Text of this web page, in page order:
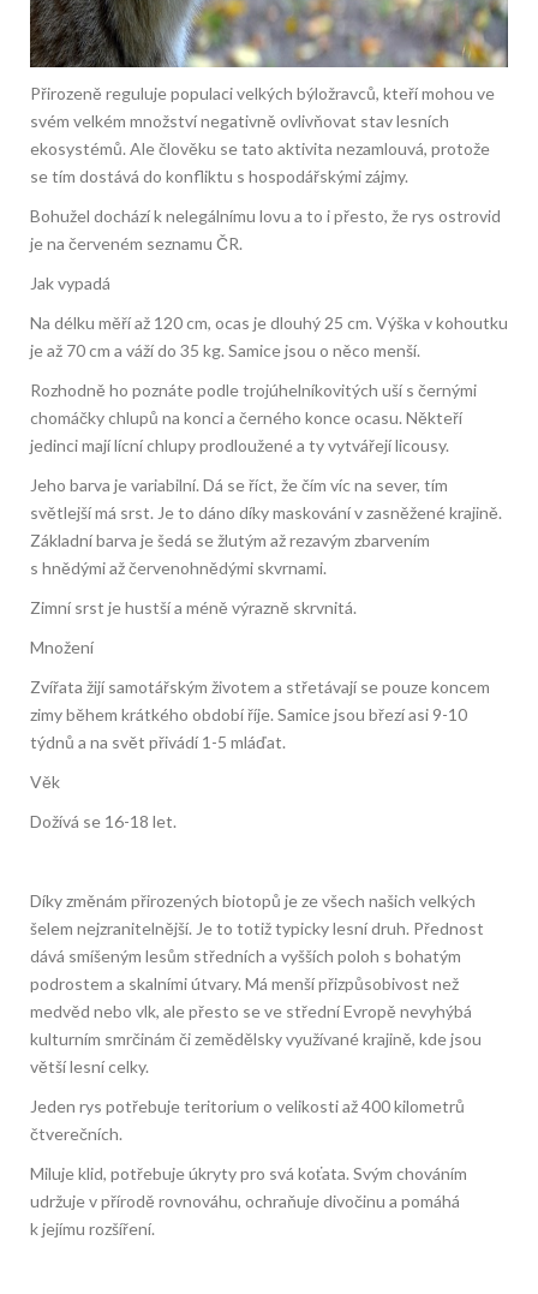
Přirozeně reguluje populaci velkých býložravců, kteří mohou ve
svém velkém množství negativně ovlivňovat stav lesních
ekosystémů. Ale člověku se tato aktivita nezamlouvá, protože
se tím dostává do konfliktu s hospodářskými zájmy.
Bohužel dochází k nelegálnímu lovu a to i přesto, že rys ostrovid
je na červeném seznamu ČR.
Jak vypadá
Na délku měří až 120 cm, ocas je dlouhý 25 cm. Výška v kohoutku
je až 70 cm a váží do 35 kg. Samice jsou o něco menší.
Rozhodně ho poznáte podle trojúhelníkovitých uší s černými
chomáčky chlupů na konci a černého konce ocasu. Někteří
jedinci mají lícní chlupy prodloužené a ty vytvářejí licousy.
Jeho barva je variabilní. Dá se říct, že čím víc na sever, tím
světlejší má srst. Je to dáno díky maskování v zasněžené krajině.
Základní barva je šedá se žlutým až rezavým zbarvením
s hnědými až červenohnědými skvrnami.
Zimní srst je hustší a méně výrazně skrvnitá.
Množení
Zvířata žijí samotářským životem a střetávají se pouze koncem
zimy během krátkého období říje. Samice jsou březí asi 9-10
týdnů a na svět přivádí 1-5 mláďat.
Věk
Dožívá se 16-18 let.
Díky změnám přirozených biotopů je ze všech našich velkých
šelem nejzranitelnější. Je to totiž typicky lesní druh. Přednost
dává smíšeným lesům středních a vyšších poloh s bohatým
podrostem a skalními útvary. Má menší přizpůsobivost než
medvěd nebo vlk, ale přesto se ve střední Evropě nevyhýbá
kulturním smrčinám či zemědělsky využívané krajině, kde jsou
větší lesní celky.
Jeden rys potřebuje teritorium o velikosti až 400 kilometrů
čtverečních.
Miluje klid, potřebuje úkryty pro svá koťata. Svým chováním
udržuje v přírodě rovnováhu, ochraňuje divočinu a pomáhá
k jejímu rozšíření.